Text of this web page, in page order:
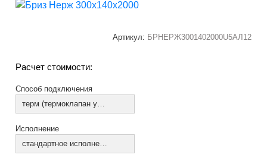
Артикул: БРНЕРЖ3001402000U5АЛ12
Расчет стоимости:
Способ подключения
терм (термоклапан установлен)
Исполнение
стандартное исполнение